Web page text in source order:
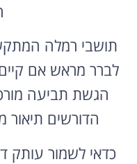
תושבי רמלה
לברר מראש אם קיים
הגשת תביעה
הדורשים תיאור
כדאי לשמור עותק